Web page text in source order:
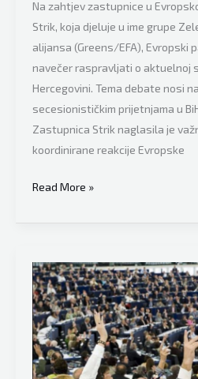
Na zahtjev zastupnice u
Strik, koja djeluje u ime grupe
alijansa (Greens/EFA), Evropski
navečer raspravljati o aktuelnoj
Hercegovini. Tema debate nosi
secesionističkim prijetnjama u
Zastupnica Strik naglasila je
koordinirane reakcije Evropske
Parlament
će
o
“secesionističkim
prijetnjama
u
BiH”,
Strik:
Read More »